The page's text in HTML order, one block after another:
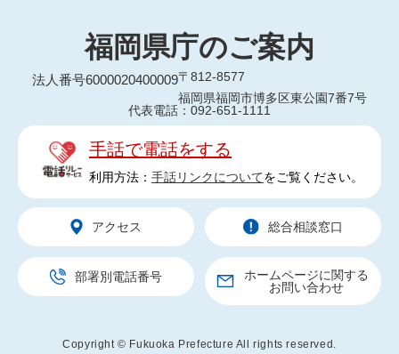
福岡県庁のご案内
法人番号6000020400009〒812-8577
福岡県福岡市博多区東公園7番7号
代表電話：092-651-1111
手話で電話をする
利用方法： 手話リンクについてをご覧ください。
アクセス 総合相談窓口
部署別電話番号
ホームページに関する
お問い合わせ
Copyright © Fukuoka Prefecture All rights reserved.